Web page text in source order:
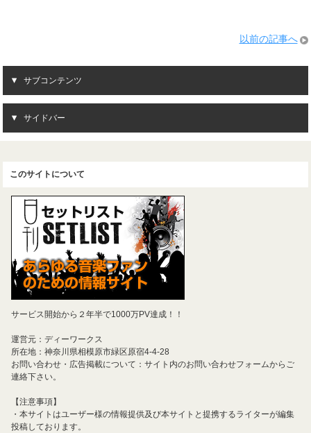
以前の記事へ
サブコンテンツ
サイドバー
このサイトについて
サービス開始から２年半で1000万PV達成！！
運営元：ディーワークス
所在地：神奈川県相模原市緑区原宿4-4-28
お問い合わせ・広告掲載について：サイト内のお問い合わせフォームからご
連絡下さい。
【注意事項】
・本サイトはユーザー様の情報提供及び本サイトと提携するライターが編集
投稿しております。